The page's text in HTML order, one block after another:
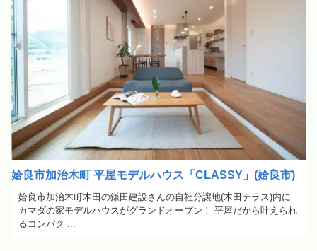
姶良市加治木町 平屋モデルハウス「CLASSY」(姶良市)
姶良市加治木町木田の鎌田建設さんの自社分譲地(木田テラス)内に
カマダの家モデルハウスがグランドオープン！ 平屋だから叶えられ
るコンパク ...